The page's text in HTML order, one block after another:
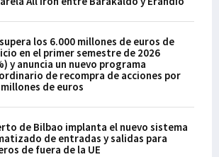
supera los 6.000 millones de euros de
en el primer semestre de 2026
y anuncia un nuevo programa
de recompra de acciones por
de euros
de Bilbao implanta el nuevo sistema
de entradas y salidas para
de fuera de la UE